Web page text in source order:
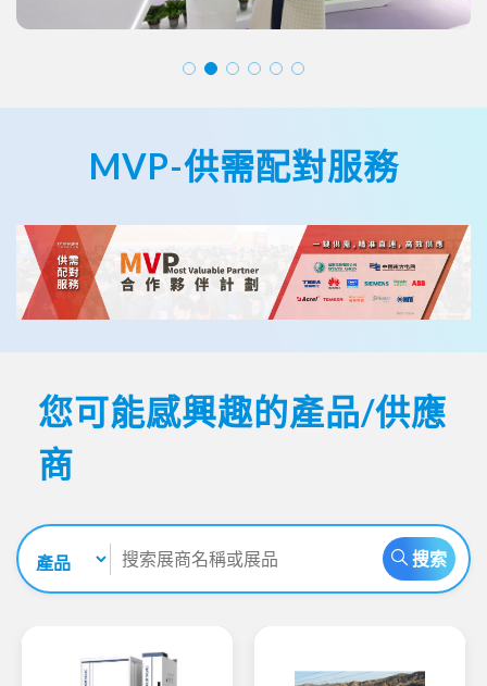
MVP-供需配對服務
您可能感興趣的產品/供應
商
搜索